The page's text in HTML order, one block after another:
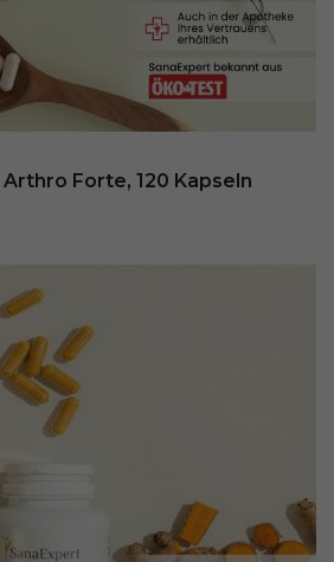
Forte, 120 Kapseln